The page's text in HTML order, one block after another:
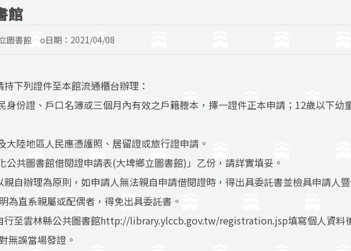
館
圖書館 日期： 2021/04/08
持下列證件至本館流通櫃台辦理：
身份證、戶口名簿或三個月內有效之戶籍謄本，擇一證件正本申請；12歲以下
大陸地區人民應憑護照、居留證或旅行證申請。
公共圖書館借閱證申請表(大埤鄉立圖書館)」乙份，請詳實填妥。
親自辦理為原則，如申請人無法親自申請借閱證時，得出具委託書並檢具申請人
為直系親屬或配偶者，得免出具委託書。
行至雲林縣公共圖書館http://library.ylccb.gov.tw/registration.jsp填寫個人資料
無誤當場發證。